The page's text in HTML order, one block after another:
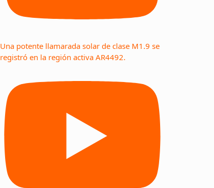
Una potente llamarada solar de clase M1.9 se
registró en la región activa AR4492.